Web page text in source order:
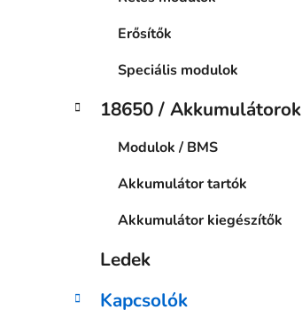
Erősítők
Speciális modulok
18650 / Akkumulátorok
Modulok / BMS
Akkumulátor tartók
Akkumulátor kiegészítők
Ledek
Kapcsolók